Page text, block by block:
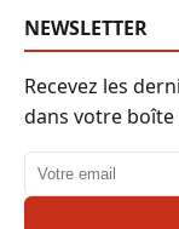
NEWSLETTER
Recevez les
dans votre boîte
Adresse email